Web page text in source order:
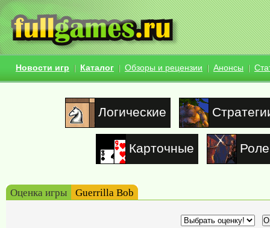
Новости игр Каталог Обзоры и рецензии Анонсы
Логические
Карточные
Оценка игры Guerrilla Bob